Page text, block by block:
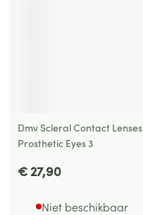
Dmv Scleral Contact Lenses
Prosthetic Eyes 3
€ 27,90
Niet beschikbaar